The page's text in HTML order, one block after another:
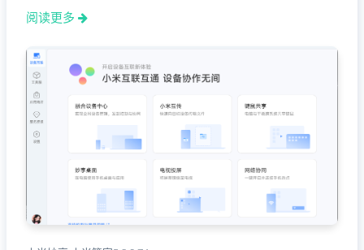
阅读更多